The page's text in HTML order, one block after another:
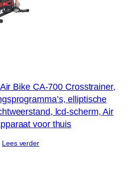
Bike CA-700 Crosstrainer,
elliptische
lcd-scherm, Air
voor thuis
Lees verder